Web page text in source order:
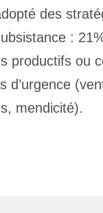
des
:
productifs ou
d’urgence
mendicité).